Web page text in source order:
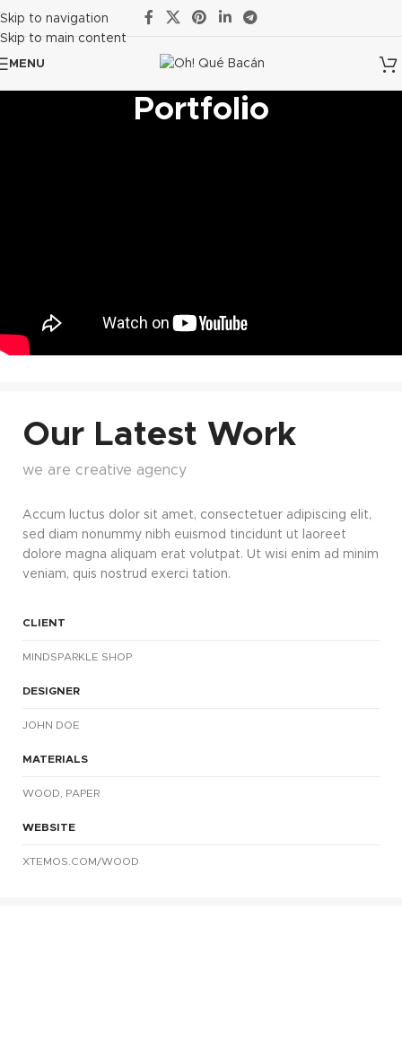
Skip to navigation
Skip to main content
MENU
Portfolio
Our Latest Work
we are creative agency
Accum luctus dolor sit amet, consectetuer adipiscing elit,
sed diam nonummy nibh euismod tincidunt ut laoreet
dolore magna aliquam erat volutpat. Ut wisi enim ad minim
veniam, quis nostrud exerci tation.
CLIENT
MINDSPARKLE SHOP
DESIGNER
JOHN DOE
MATERIALS
WOOD, PAPER
WEBSITE
XTEMOS.COM/WOOD